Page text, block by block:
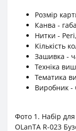
Розмір
Канва -
Нитки -
Кількість
Зашивка -
Техніка
Тематика
Виробник -
Фото 1. Набір
OLanTА R-023